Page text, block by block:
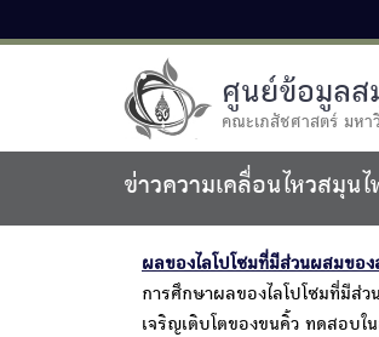
ศูนย์ข้อมูลส
คณะเภสัชศาสตร์ มหา
ข่าวความเคลื่อนไหวสมุนไ
ผลของไลโปโซมที่มีส่วนผสมขอ
การศึกษาผลของไลโปโซมที่มีส่
เจริญเติบโตของขนคิ้ว ทดสอบใ